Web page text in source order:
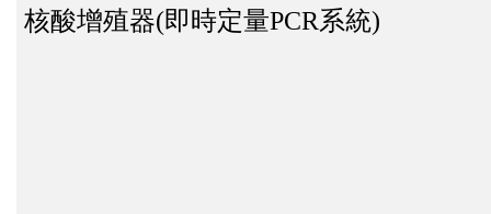
核酸增殖器(即時定量PCR系統)